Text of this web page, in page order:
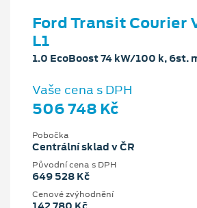
Ford Transit Courier
L1
1.0 EcoBoost 74 kW/100 k, 6st.
Vaše cena s DPH
506 748 Kč
Pobočka
Centrální sklad v ČR
Původní cena s DPH
649 528 Kč
Cenové zvýhodnění